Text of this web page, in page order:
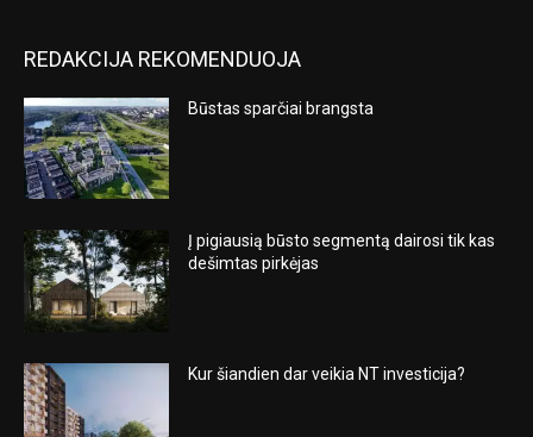
REDAKCIJA REKOMENDUOJA
Būstas sparčiai brangsta
Į pigiausią būsto segmentą dairosi tik kas
dešimtas pirkėjas
Kur šiandien dar veikia NT investicija?